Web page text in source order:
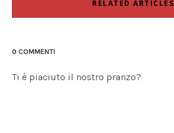
RELATED ARTICLES
0 COMMENTI
Ti è piaciuto il nostro pranzo?